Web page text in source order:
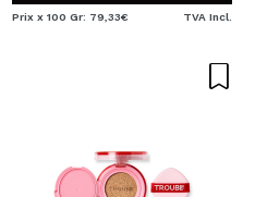
Prix x 100 Gr: 79,33€ TVA Incl.